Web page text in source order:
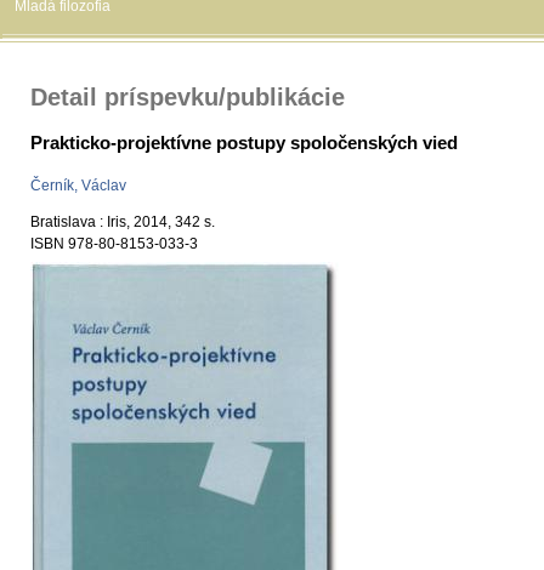
Mladá filozofia
Detail príspevku/publikácie
Prakticko-projektívne postupy spoločenských vied
Černík, Václav
Bratislava : Iris, 2014, 342 s.
ISBN 978-80-8153-033-3